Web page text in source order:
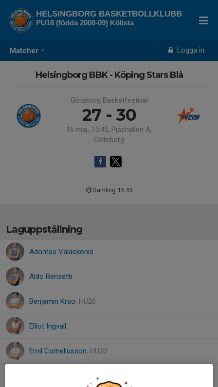
Matcher Logga in
HELSINGBORG BASKETBOLLKLUBB
PU18 (födda 2008-09) Kölista
Helsingborg BBK - Köping Stars Blå
Göteborg Basketfestival
27 - 30
16 maj, 15:45, Pjäshallen A,
Göteborg
Samling 15:45
Laguppställning
Adomas Valackonis
Aldo Renzetti
Benjamin Krso, HU20
Elliot Ingvall
Emil Corneliusson, HU20